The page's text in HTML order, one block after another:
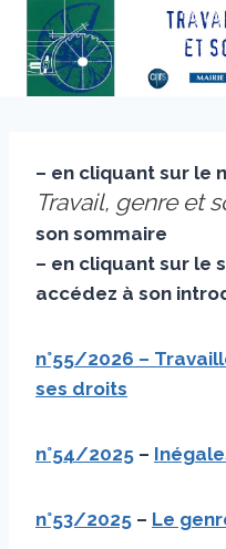
contenu
– en cliquant sur le
Travail, genre et
son sommaire
– en cliquant sur le
accédez à son
n°55/2026 –
ses droits
n°54/2025 –
n°53/2025 – Le